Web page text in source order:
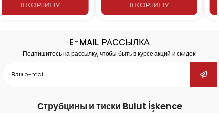
E-MAIL РАССЫЛКА
Подпишитесь на рассылку, чтобы быть в курсе акций и скидок!
Струбцины и тиски Bulut İşkence